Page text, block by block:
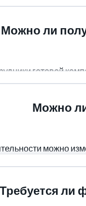
Можно ли
готовой
Можно
можно
юрисдикции места
Требуется ли